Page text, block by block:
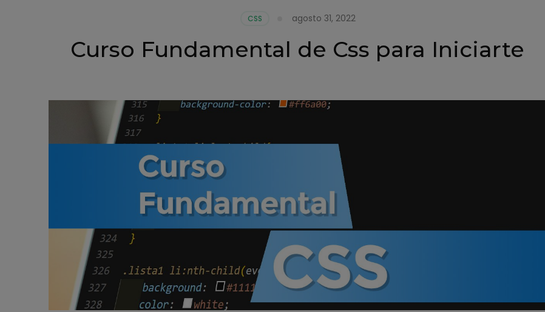
CSS agosto 31, 2022
Curso Fundamental de Css para Iniciarte